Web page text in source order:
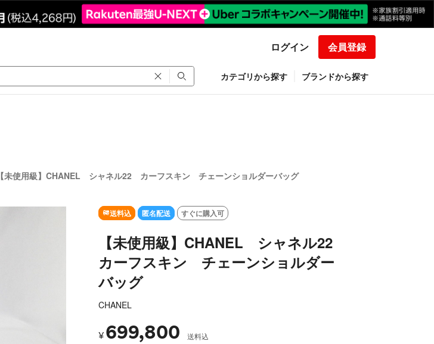
ログイン 会員登録
カテゴリから探す ブランドから探す
【未使用級】CHANEL シャネル22 カーフスキン チェーンショルダーバッグ
送料込 匿名配送 すぐに購入可
【未使用級】CHANEL シャネル22
カーフスキン チェーンショルダー
バッグ
CHANEL
¥ 699,800 送料込